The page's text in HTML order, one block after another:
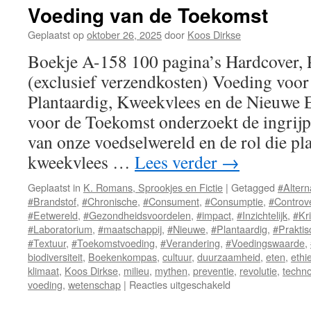
Voeding van de Toekomst
Geplaatst opoktober 26, 2025door Koos Dirkse
Boekje A-158 100 pagina’s
(exclusief verzendkosten) Voeding
Plantaardig, Kweekvlees en de Nieuwe
voor de Toekomst onderzoekt de
van onze voedselwereld en de rol die
kweekvlees … Lees verder →
Geplaatst in K. Romans, Sprookjes en Fictie | Getagged
#Brandstof, #Chronische, #Consument, #Consumptie,
#Eetwereld, #Gezondheidsvoordelen, #impact, #Inzichtelijk,
#Laboratorium, #maatschappij, #Nieuwe, #Plantaardig,
#Textuur, #Toekomstvoeding, #Verandering, #Voedingswaarde,
biodiversiteit, Boekenkompas, cultuur, duurzaamheid, eten,
klimaat, Koos Dirkse, milieu, mythen, preventie, revolutie,
voeding, wetenschap | Reacties uitgeschakeld